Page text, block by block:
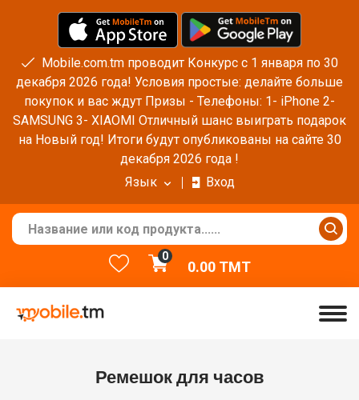
Mobile.com.tm проводит Конкурс с 1 января по 30
декабря 2026 года! Условия простые: делайте больше
покупок и вас ждут Призы - Телефоны: 1- iPhone 2-
SAMSUNG 3- XIAOMI Отличный шанс выиграть подарок
на Новый год! Итоги будут опубликованы на сайте 30
декабря 2026 года !
Язык
Вход
0
0.00TMT
Ремешок для часов